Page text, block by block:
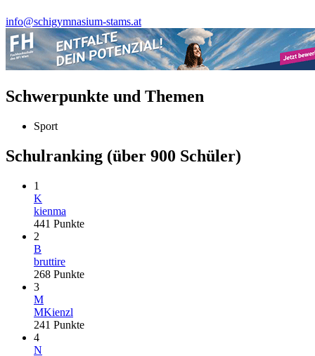
info@schigymnasium-stams.at
Schwerpunkte und Themen
Sport
Schulranking (über 900 Schüler)
1
K
kienma
441 Punkte
2
B
bruttire
268 Punkte
3
M
MKienzl
241 Punkte
4
N